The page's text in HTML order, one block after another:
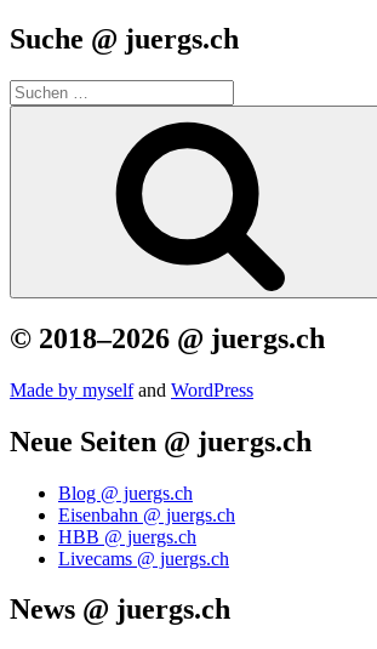
Suche @ juergs.ch
Suchen
nach:
© 2018–2026 @ juergs.ch
Made by mys­elfand Word­Press
Neue Seiten @ juergs.ch
Blog @ juergs.ch
Eisenbahn @ juergs.ch
HBB @ juergs.ch
Livecams @ juergs.ch
News @ juergs.ch